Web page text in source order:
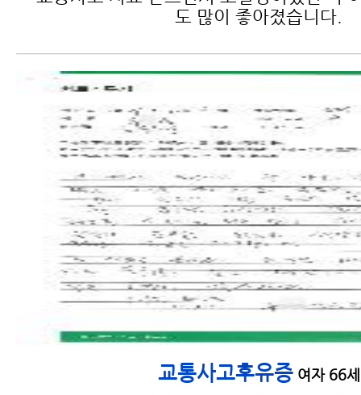
도 많이 좋아졌습니다.
교통사고후유증여자 66세